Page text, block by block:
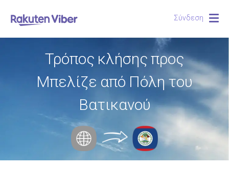
Σύνδεση
Τρόπος κλήσης προς
Μπελίζε από Πόλη του
Βατικανού